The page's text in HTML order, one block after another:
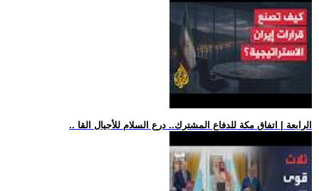
.. الرابعة | اتفاق مكة للدفاع المشترك.. درع السلام للأجيال القا